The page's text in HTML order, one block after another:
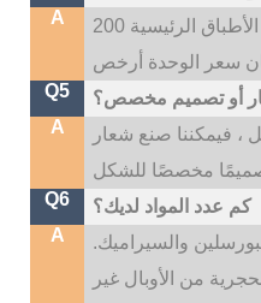
A
الأطباق الرئيسية 200
Q5
أو تصميم مخصص؟
A
ذات كمية أقل ، فيمكننا صنع شعار
Q6
كم عدد المواد لديك؟
A
والسيراميك.
من الأوبال غير